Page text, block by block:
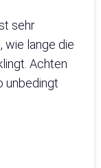
sehr
wie lange die
Achten
unbedingt